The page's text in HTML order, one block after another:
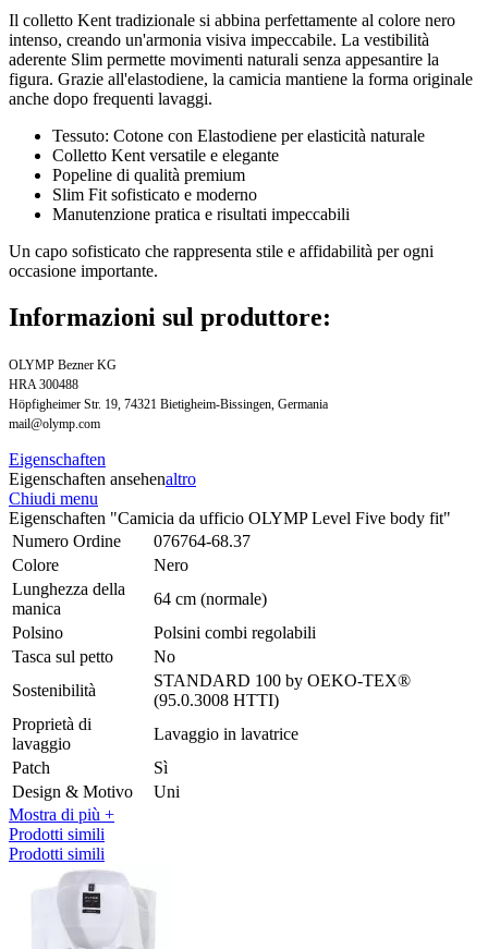
Il colletto Kent tradizionale si abbina perfettamente al colore nero
intenso, creando un'armonia visiva impeccabile. La vestibilità
aderente Slim permette movimenti naturali senza appesantire la
figura. Grazie all'elastodiene, la camicia mantiene la forma originale
anche dopo frequenti lavaggi.
Tessuto: Cotone con Elastodiene per elasticità naturale
Colletto Kent versatile e elegante
Popeline di qualità premium
Slim Fit sofisticato e moderno
Manutenzione pratica e risultati impeccabili
Un capo sofisticato che rappresenta stile e affidabilità per ogni
occasione importante.
Informazioni sul produttore:
OLYMP Bezner KG
HRA 300488
Höpfigheimer Str. 19, 74321 Bietigheim-Bissingen, Germania
mail@olymp.com
Eigenschaften
Eigenschaften ansehenaltro
Chiudi menu
Eigenschaften "Camicia da ufficio OLYMP Level Five body fit"
Numero Ordine
076764-68.37
Colore
Nero
Lunghezza della
manica
64 cm (normale)
Polsino
Polsini combi regolabili
Tasca sul petto
No
Sostenibilità
STANDARD 100 by OEKO-TEX®
(95.0.3008 HTTI)
Proprietà di
lavaggio
Lavaggio in lavatrice
Patch
Sì
Design & Motivo
Uni
Mostra di più +
Prodotti simili
Prodotti simili